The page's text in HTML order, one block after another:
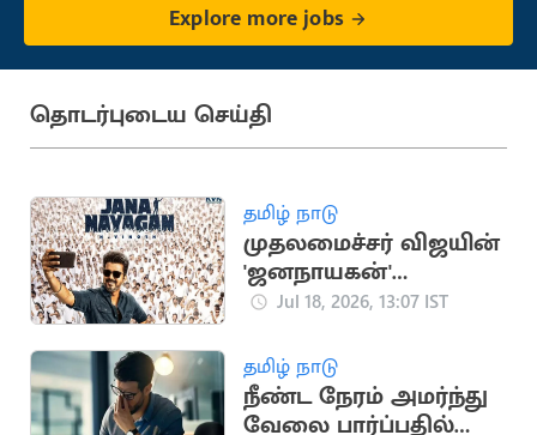
Explore more jobs
தொடர்புடைய செய்தி
தமிழ் நாடு
முதலமைச்சர் விஜயின்
'ஜனநாயகன்'
படத்திற்கான
தொடங்கியது
Jul 18, 2026, 13:07 IST
தமிழ் நாடு
நீண்ட நேரம் அமர்ந்து
வேலை பார்ப்பதில்